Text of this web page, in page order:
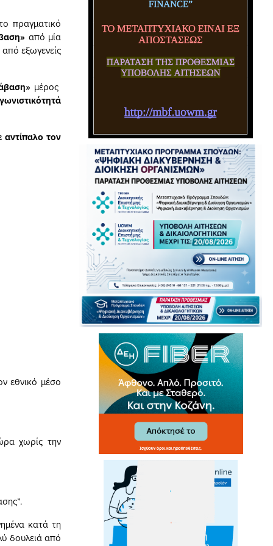
πραγματικό
από μία
εξωγενείς
μέρος
τον
εθνικό μέσο
χωρίς την
κατά τη
δουλειά από